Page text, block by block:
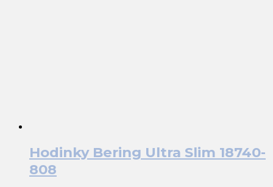
Hodinky Bering Ultra Slim 18740-
808